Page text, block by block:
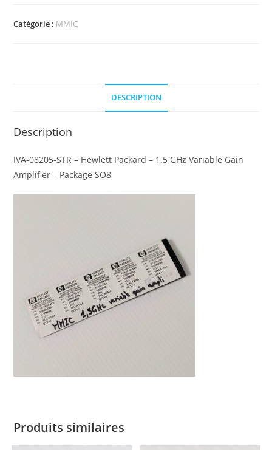
Catégorie : MMIC
DESCRIPTION
Description
IVA-08205-STR – Hewlett Packard – 1.5 GHz Variable Gain
Amplifier – Package SO8
Produits similaires